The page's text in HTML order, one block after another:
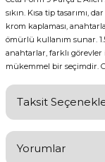
sıkın. Kısa tip tasarımı,
krom kaplaması,
ömürlü kullanım sunar.
anahtarlar, farklı
mükemmel bir seçimdir.
Taksit
Yorumlar